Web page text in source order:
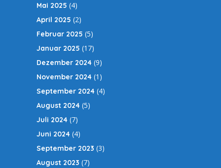
Mai 2025 (4)
April 2025 (2)
Februar 2025 (5)
Januar 2025 (17)
Dezember 2024 (9)
November 2024 (1)
September 2024 (4)
August 2024 (5)
Juli 2024 (7)
Juni 2024 (4)
September 2023 (3)
August 2023 (7)